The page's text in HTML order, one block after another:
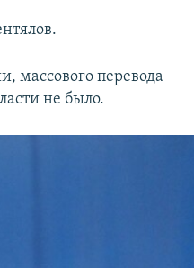
массового перевода
не было.